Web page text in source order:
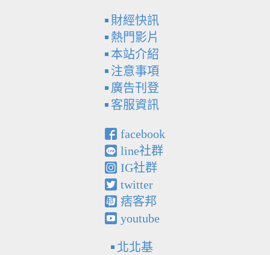
財經快訊
熱門影片
本站介紹
注意事項
廣告刊登
客服資訊
facebook
line社群
IG社群
twitter
痞客邦
youtube
北北基